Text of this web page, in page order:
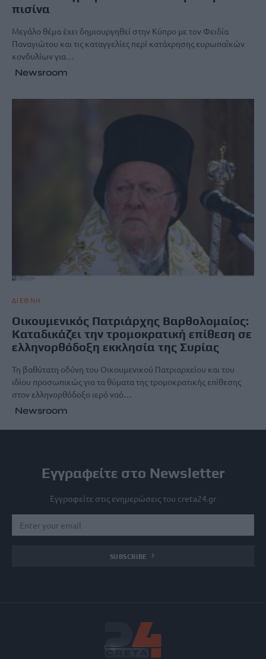
πισίνα
Μεγάλο θέμα έχει δημιουργηθεί στην Κύπρο με τον Φειδία
Παναγιώτου και τις καταγγελίες περί κατάχρησης ευρωπαϊκών
κονδυλίων για…
Newsroom
ΔΙΕΘΝΗ
Οικουμενικός Πατριάρχης Βαρθολομαίος:
Καταδικάζει την τρομοκρατική επίθεση σε
ελληνορθόδοξη εκκλησία της Συρίας
Τη βαθύτατη οδύνη του Οικουμενικού Πατριαρχείου και του
ιδίου προσωπικώς για τα θύματα της τρομοκρατικής επίθεσης
στον ελληνορθόδοξο ιερό ναό…
Newsroom
Εγγραφείτε στο Newsletter
Εγγραφείτε στις ενημερώσεις του creta24.gr
SUBSCRIBE